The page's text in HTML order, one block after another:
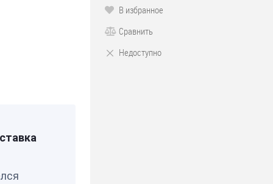
В избранное
Сравнить
Недоступно